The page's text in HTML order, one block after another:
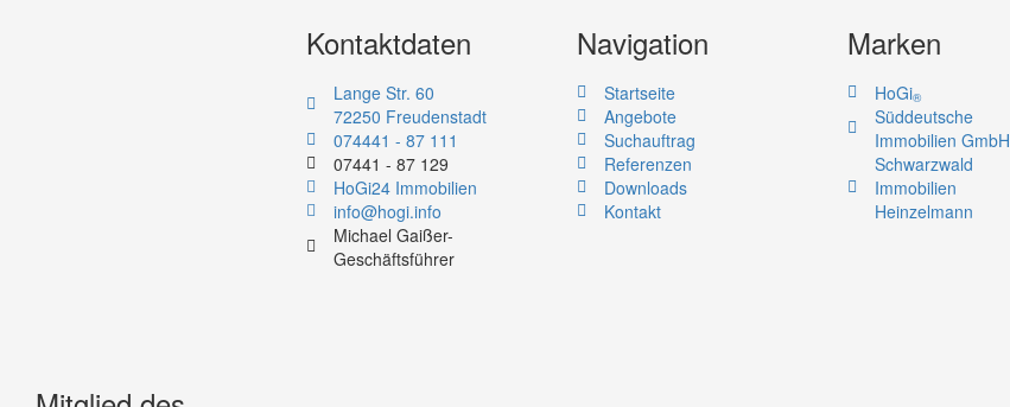
Kontaktdaten
Lange Str. 60
72250 Freudenstadt
074441 - 87 111
07441 - 87 129
HoGi24 Immobilien
info@hogi.info
Michael Gaißer-
Geschäftsführer
Navigation
Startseite
Angebote
Suchauftrag
Referenzen
Downloads
Kontakt
Marken
HoGi®
Süddeutsche
Immobilien GmbH
Schwarzwald
Immobilien
Heinzelmann